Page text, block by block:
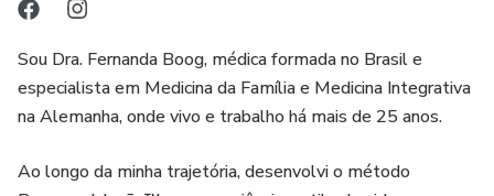
Este não é apenas um material sobre emagrecimento, mas
sobre autonomia, clareza e autocuidado.
O corpo muda quando a mente entende — e o caminho
Sou Dra. Fernanda Boog, médica formada no Brasil e
especialista em Medicina da Família e Medicina Integrativa
na Alemanha, onde vivo e trabalho há mais de 25 anos.
Ao longo da minha trajetória, desenvolvi o método